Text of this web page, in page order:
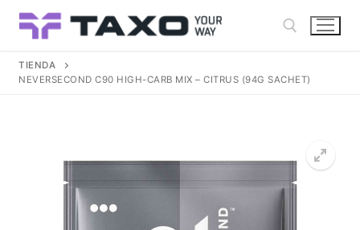
TIENDA
NEVERSECOND C90 HIGH-CARB MIX – CITRUS (94G SACHET)